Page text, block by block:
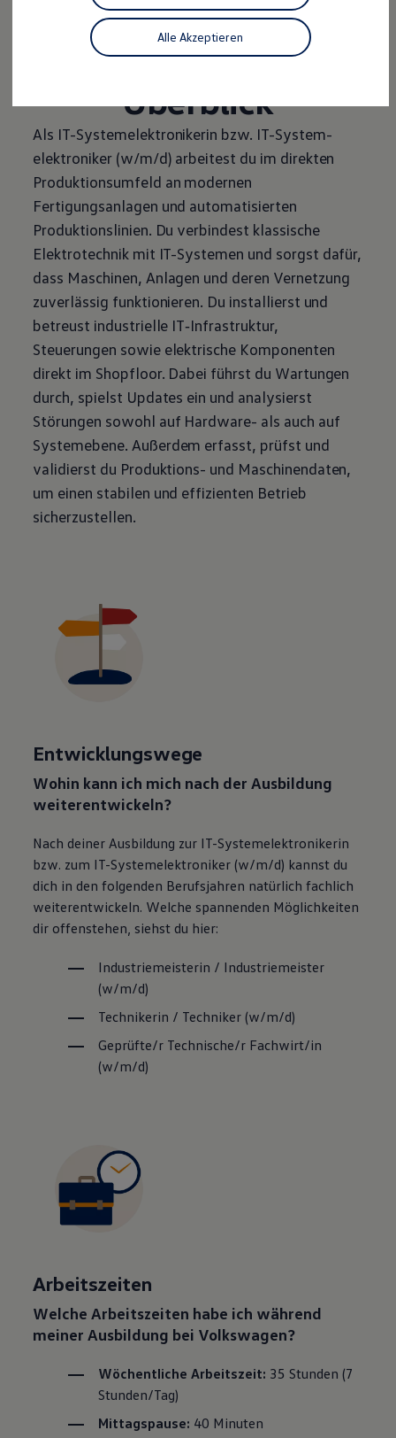
Die Ausbildung im
Überblick
Als IT-Systemelektronikerin bzw. IT-System­
elektroniker(w/m/d) arbeitest du im direkten
Produktionsumfeld an modernen
Fertigungsanlagen und automatisierten
Produktionslinien. Du verbindest klassische
Elektrotechnik mit IT-Systemen und sorgst dafür,
dass Maschinen, Anlagen und deren Vernetzung
zuverlässig funktionieren. Du installierst und
betreust industrielle IT‑Infrastruktur,
Steuerungen sowie elektrische Komponenten
direkt im Shopfloor. Dabei führst du Wartungen
durch, spielst Updates ein und analysierst
Störungen sowohl auf Hardware- als auch auf
Systemebene. Außerdem erfasst, prüfst und
validierst du Produktions- und Maschinendaten,
um einen stabilen und effizienten Betrieb
sicherzustellen.
Entwicklungswege
Wohin kann ich mich nach der Ausbildung
weiterentwickeln?
Nach deiner Ausbildung zur IT-Systemelektronikerin
bzw. zum IT-System­elektroniker (w/m/d) kannst du
dich in den folgenden Berufsjahren natürlich fachlich
weiterentwickeln. Welche spannenden Möglichkeiten
dir offenstehen, siehst du hier:
Industriemeisterin / Industriemeister
(w/m/d)
Technikerin / Techniker (w/m/d)
Geprüfte/r Technische/r Fachwirt/in
(w/m/d)
Arbeitszeiten
Welche Arbeitszeiten habe ich während
meiner Ausbildung bei Volkswagen?
Wöchentliche Arbeitszeit: 35 Stunden (7
Stunden/Tag)
Mittagspause: 40 Minuten
Alle Akzeptieren